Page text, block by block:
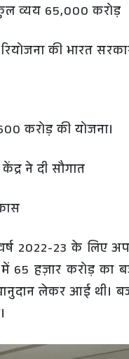
कुल व्यय 65,000 करोड़
की भारत
करोड़ की योजना।
ने दी सौगात
2022-23 के लिए
65 हज़ार करोड़ का
लेकर आई